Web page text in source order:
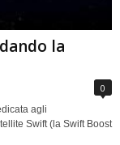
la
0
agli
Swift (la Swift Boost